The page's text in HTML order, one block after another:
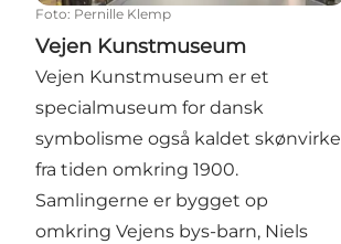
Foto: Pernille Klemp
Vejen Kunstmuseum
Vejen Kunstmuseum er et
specialmuseum for dansk
symbolisme også kaldet skønvirke
fra tiden omkring 1900.
Samlingerne er bygget op
omkring Vejens bys-barn, Niels